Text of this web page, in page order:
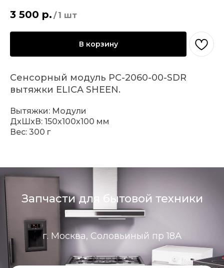
3 500 р. / 1 шт
В корзину
Сенсорный модуль PC-2060-00-SDR
вытяжки ELICA SHEEN.
Вытяжки: Модули
ДxШxВ: 150x100x100 мм
Вес: 300 г
Запчасти для бытовой техники
г. Москва, Соловьиный пр 18А